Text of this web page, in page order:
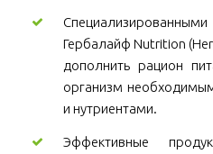
Гербалайф Nutrition
дополнить рацион
организм
и нутриентами.
Эффективные